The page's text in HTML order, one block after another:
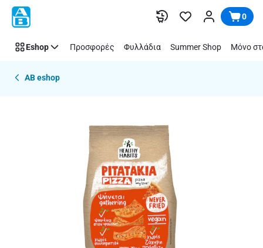
Παράλειψη 0
Eshop Προσφορές Φυλλάδια Summer Shop Μόνο
AB eshop